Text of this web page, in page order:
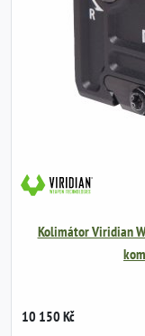
Kolimátor Viridian
10 150 Kč